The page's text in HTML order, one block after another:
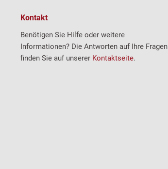
Kontakt
Benötigen Sie Hilfe oder weitere
Informationen? Die Antworten auf Ihre Fragen
finden Sie auf unserer Kontaktseite.